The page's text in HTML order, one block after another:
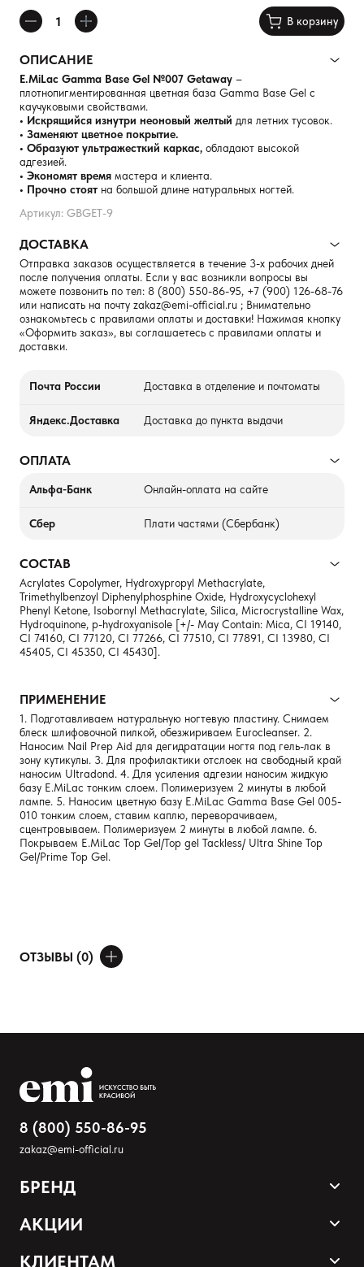
В корзину
ОПИСАНИЕ
E.MiLac Gamma Base Gel №007 Getaway –
плотнопигментированная цветная база Gamma Base Gel с
каучуковыми свойствами.
• Искрящийся изнутри неоновый желтый для летних тусовок.
• Заменяют цветное покрытие.
• Образуют ультражесткий каркас, обладают высокой
адгезией.
• Экономят время мастера и клиента.
• Прочно стоят на большой длине натуральных ногтей.
Артикул: GBGET-9
ДОСТАВКА
Отправка заказов осуществляется в течение 3-х рабочих дней
после получения оплаты. Если у вас возникли вопросы вы
можете позвонить по тел: 8 (800) 550-86-95, +7 (900) 126-68-76
или написать на почту zakaz@emi-official.ru ; Внимательно
ознакомьтесь с правилами оплаты и доставки! Нажимая кнопку
«Оформить заказ», вы соглашаетесь с правилами оплаты и
доставки.
Почта России Доставка в отделение и почтоматы
Яндекс.Доставка Доставка до пункта выдачи
ОПЛАТА
Альфа-Банк Онлайн-оплата на сайте
Сбер Плати частями (Сбербанк)
СОСТАВ
Acrylates Copolymer, Hydroxypropyl Methacrylate,
Trimethylbenzoyl Diphenylphosphine Oxide, Hydroxycyclohexyl
Phenyl Ketone, Isobornyl Methacrylate, Silica, Microcrystalline Wax,
Hydroquinone, p-hydroxyanisole [+/- May Contain: Mica, CI 19140,
CI 74160, CI 77120, CI 77266, CI 77510, CI 77891, CI 13980, CI
45405, CI 45350, CI 45430].
ПРИМЕНЕНИЕ
1. Подготавливаем натуральную ногтевую пластину. Снимаем
блеск шлифовочной пилкой, обезжириваем Eurocleanser. 2.
Наносим Nail Prep Aid для дегидратации ногтя под гель-лак в
зону кутикулы. 3. Для профилактики отслоек на свободный край
наносим Ultradond. 4. Для усиления адгезии наносим жидкую
базу E.MiLac тонким слоем. Полимеризуем 2 минуты в любой
лампе. 5. Наносим цветную базу E.MiLac Gamma Base Gel 005-
010 тонким слоем, ставим каплю, переворачиваем,
сцентровываем. Полимеризуем 2 минуты в любой лампе. 6.
Покрываем E.MiLac Top Gel/Top gel Tackless/ Ultra Shine Top
Gel/Prime Top Gel.
ОТЗЫВЫ (0)
Ваше имя
8 (800) 550-86-95
zakaz@emi-official.ru
БРЕНД
Продукция
АКЦИИ
Sale
КЛИЕНТАМ